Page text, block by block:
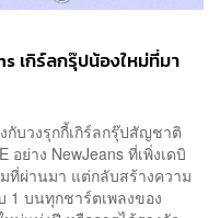
เกิร์ลกรุ๊ปน้องใหม่ที่มา
กับวงรุกกี้เกิร์ลกรุ๊ปสัญชาติ
อย่าง NewJeans ที่เพิ่งเดบิ
ที่ผ่านมา แต่กลับสร้างความ
1 บนทุกชาร์ตเพลงของ